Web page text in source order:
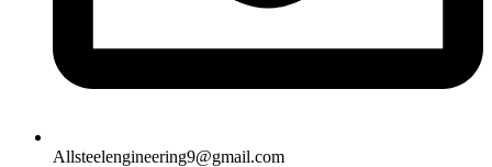
Allsteelengineering9@gmail.com